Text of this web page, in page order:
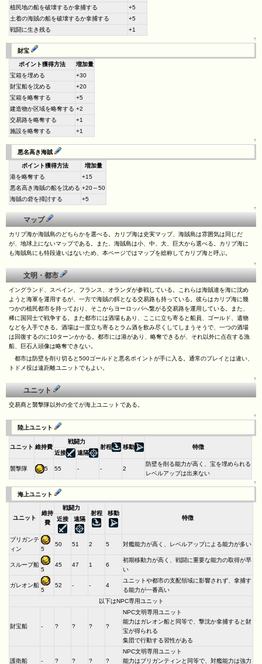
植民地の船を破壊するか拿捕する
+5
土着の海賊の船を破壊するか拿捕する
+5
戦闘に生き残る
+1
↑
財宝
ポイント獲得方法
増加量
宝箱を埋める
+30
財宝船を沈める
+20
宝箱を略奪する
+5
建造物か区域を略奪する +2
交易路を略奪する
+1
施設を略奪する
+1
↑
悪名高き海賊
ポイント獲得方法
増加量
港を略奪する
+15
悪名高き海賊の船を沈める +20～50
海賊の砦を掃討する
+5
↑
マップ
カリブ海か海賊島のどちらかを選べる。カリブ海は史実マップ、海賊島は雰囲気は同じだ
が、地球上にないマップである。また、海賊島は小、中、大、巨大から選べる。カリブ海に
も海賊島にも特段違いはないため、本ページではマップを総称してカリブ海と呼ぶ。
↑
文明・都市
イングランド、スペイン、フランス、オランダが参戦している。これらは海賊達を海に沈め
ようと海軍を運用するが、一方で海賊の餌となる交易路も持っている。彼らはカリブ海に幾
つかの植民都市を持っており、そこからヨーロッパへ繋がる交易路を運用している。また、
稀に国同士で戦争する。また都市には酒場もあり、ここに立ち寄ると船員、ゴールド、遺物
などを入手できる。酒場は一度立ち寄るとラム酒を飲み尽くしてしまうそうで、一つの酒場
は回復するのに10ターンかかる。都市には港があり、略奪できるが、それ以外に点在する漁
船、巨石人頭像は略奪できない。
都市は防壁を削り切ると500ゴールドと悪名ポイントが手に入る。通常のプレイとは違い、
トドメ役は遠距離ユニットでもよい。
↑
ユニット
交易商と襲撃隊以外の全てが海上ユニットである。
↑
陸上ユニット
ユニット 維持費
戦闘力
射程
移動
特徴
近接
遠隔
襲撃隊 5 55 - - 2
防壁を削る能力が高く、宝を埋められる
レベルアップは出来ない
↑
海上ユニット
ユニット
維持
費
戦闘力
射程
移動
特徴
近接 遠隔
ブリガンテ
ィン
5
50 51 2 5 対艦能力が高く、レベルアップによる能力が多い
スループ船
5
45 47 1 6
初期移動力が高く、戦闘に重要な能力の取得が早
い
ガレオン船
5
52 - - 4
ユニットや都市の支配領域に影響されず、拿捕す
る能力が一番高い
以下はNPC専用ユニット
財宝船 - ? ? ? ?
NPC文明専用ユニット
能力はガレオン船と同等で、撃沈か拿捕すると財
宝が得られる
集団で行動する習性がある
護衛船 - ? ? ? ?
NPC文明専用ユニット
能力はブリガンティンと同等で、対艦能力は強力